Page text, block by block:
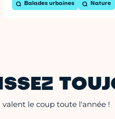
Balades urbaines Nature
le coup toute l'année !